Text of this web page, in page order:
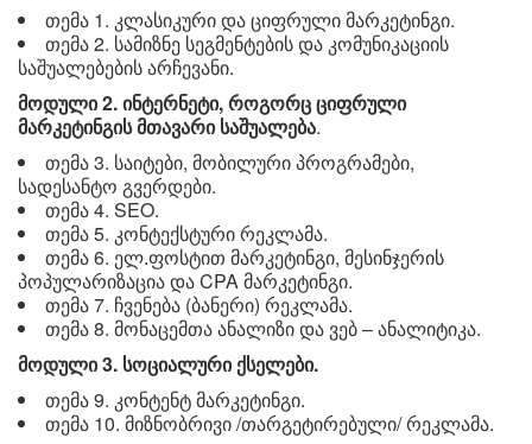
თემა 1. კლასიკური და ციფრული მარკეტინგი.
თემა 2. სამიზნე სეგმენტების და კომუნიკაციის
საშუალებების არჩევანი.
მოდული 2. ინტერნეტი, როგორც ციფრული
მარკეტინგის მთავარი საშუალება.
თემა 3. საიტები, მობილური პროგრამები,
სადესანტო გვერდები.
თემა 4. SEO.
თემა 5. კონტექსტური რეკლამა.
თემა 6. ელ.ფოსტით მარკეტინგი, მესინჯერის
პოპულარიზაცია და CPA მარკეტინგი.
თემა 7. ჩვენება (ბანერი) რეკლამა.
თემა 8. მონაცემთა ანალიზი და ვებ – ანალიტიკა.
მოდული 3. სოციალური ქსელები.
თემა 9. კონტენტ მარკეტინგი.
თემა 10. მიზნობრივი /თარგეტირებული/ რეკლამა.